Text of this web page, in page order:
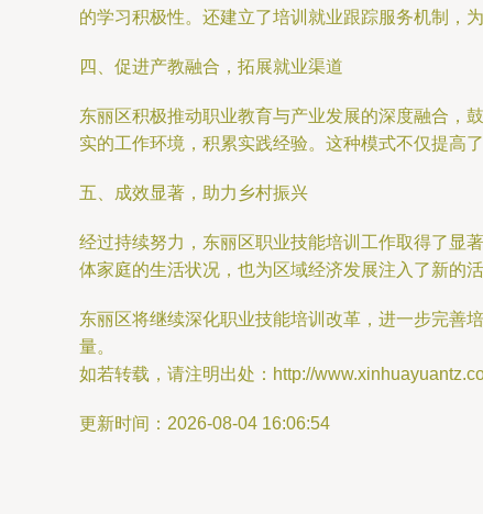
的学习积极性。还建立了培训就业跟踪服务机制，
四、促进产教融合，拓展就业渠道
东丽区积极推动职业教育与产业发展的深度融合，
实的工作环境，积累实践经验。这种模式不仅提高
五、成效显著，助力乡村振兴
经过持续努力，东丽区职业技能培训工作取得了显
体家庭的生活状况，也为区域经济发展注入了新的
东丽区将继续深化职业技能培训改革，进一步完善
量。
如若转载，请注明出处：http://
更新时间：2026-08-04 16:06:54